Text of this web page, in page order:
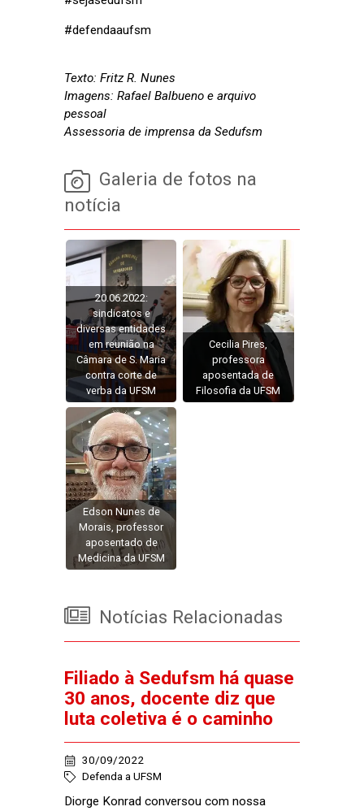
#defendaaufsm
Texto: Fritz R. Nunes
Imagens: Rafael Balbueno e arquivo
pessoal
Assessoria de imprensa da Sedufsm
Galeria de fotos na
notícia
20.06.2022:
sindicatos e
diversas entidades
em reunião na
Câmara de S. Maria
contra corte de
verba da UFSM
Cecilia Pires,
professora
aposentada de
Filosofia da UFSM
Edson Nunes de
Morais, professor
aposentado de
Medicina da UFSM
Notícias Relacionadas
Filiado à Sedufsm há quase
30 anos, docente diz que
luta coletiva é o caminho
30/09/2022
Defenda a UFSM
Diorge Konrad conversou com nossa